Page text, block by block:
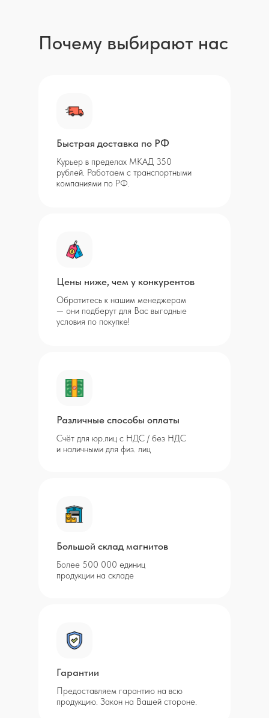
Почему выбирают нас
Быстрая доставка по РФ
Курьер в пределах МКАД 350
рублей. Работаем с транспортными
компаниями по РФ.
Цены ниже, чем у конкурентов
Обратитесь к нашим менеджерам
— они подберут для Вас выгодные
условия по покупке!
Различные способы оплаты
Счёт для юр.лиц с НДС / без НДС
и наличными для физ. лиц
Большой склад магнитов
Более 500 000 единиц
продукции на складе
Гарантии
Предоставляем гарантию на всю
продукцию. Закон на Вашей стороне.